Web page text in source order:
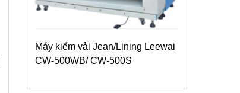
Máy kiểm vải Jean/Lining Leewai
CW-500WB/ CW-500S